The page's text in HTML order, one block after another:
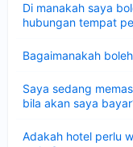
Di manakah saya
hubungan tempat
Bagaimanakah
Saya sedang
bila akan saya
Adakah hotel perlu